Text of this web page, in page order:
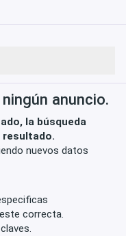
anuncio.
la búsqueda
resultado.
nuevos datos
correcta.